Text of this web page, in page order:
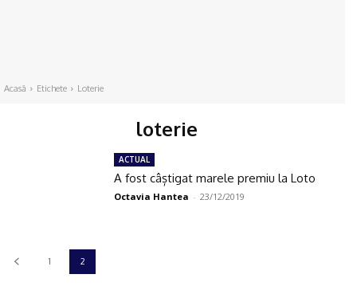
Acasă Etichete Loterie
loterie
ACTUAL
A fost câștigat marele premiu la Loto
Octavia Hantea - 23/12/2019
1 2